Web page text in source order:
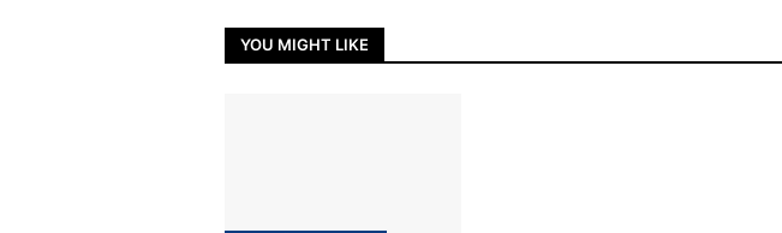
YOU MIGHT LIKE